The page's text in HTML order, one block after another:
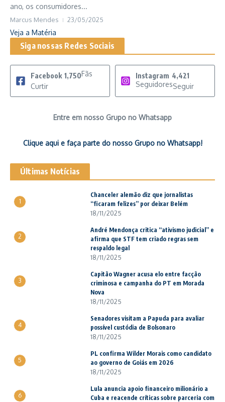
ano, os consumidores...
Marcus Mendes 23/05/2025
Veja a Matéria
Siga nossas Redes Sociais
Facebook 1,750Fãs
Curtir
Instagram 4,421
SeguidoresSeguir
Entre em nosso Grupo no Whatsapp
Clique aqui e faça parte do nosso Grupo no Whatsapp!
Últimas Notícias
1
Chanceler alemão diz que jornalistas
“ficaram felizes” por deixar Belém
18/11/2025
2
André Mendonça critica “ativismo judicial” e
afirma que STF tem criado regras sem
respaldo legal
18/11/2025
3
Capitão Wagner acusa elo entre facção
criminosa e campanha do PT em Morada
Nova
18/11/2025
4
Senadores visitam a Papuda para avaliar
possível custódia de Bolsonaro
18/11/2025
5
PL confirma Wilder Morais como candidato
ao governo de Goiás em 2026
18/11/2025
6
Lula anuncia apoio financeiro milionário a
Cuba e reacende críticas sobre parceria com